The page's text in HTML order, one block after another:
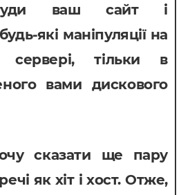
туди ваш сайт і
які маніпуляції на
сервері, тільки в
вами дискового
сказати ще пару
як хіт і хост. Отже,